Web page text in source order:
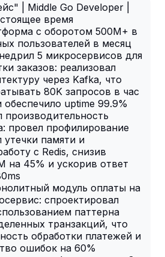
| Middle Go Developer |
время
с оборотом 500M+ в
пользователей в месяц
5 микросервисов для
заказов: реализовал
через Kafka, что
80K запросов в час
обеспечило uptime 99.9%
провел профилирование
памяти и
с Redis, снизив
на 45% и ускорив ответ
модуль оплаты на
спроектировал
паттерна
транзакций, что
обработки платежей и
ошибок на 60%